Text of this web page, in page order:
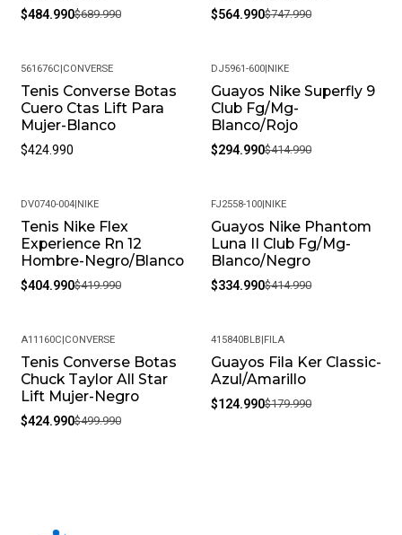
$484.990$689.990 $564.990$747.990
561676C|CONVERSE
Tenis Converse Botas
Cuero Ctas Lift Para
Mujer-Blanco
$424.990
-29%
DJ5961-600|NIKE
Guayos Nike Superfly 9
Club Fg/Mg-
Blanco/Rojo
$294.990$414.990
-4%
DV0740-004|NIKE
Tenis Nike Flex
Experience Rn 12
Hombre-Negro/Blanco
$404.990$419.990
-19%
FJ2558-100|NIKE
Guayos Nike Phantom
Luna II Club Fg/Mg-
Blanco/Negro
$334.990$414.990
-15%
A11160C|CONVERSE
Tenis Converse Botas
Chuck Taylor All Star
Lift Mujer-Negro
$424.990$499.990
-31%
415840BLB|FILA
Guayos Fila Ker Classic-
Azul/Amarillo
$124.990$179.990